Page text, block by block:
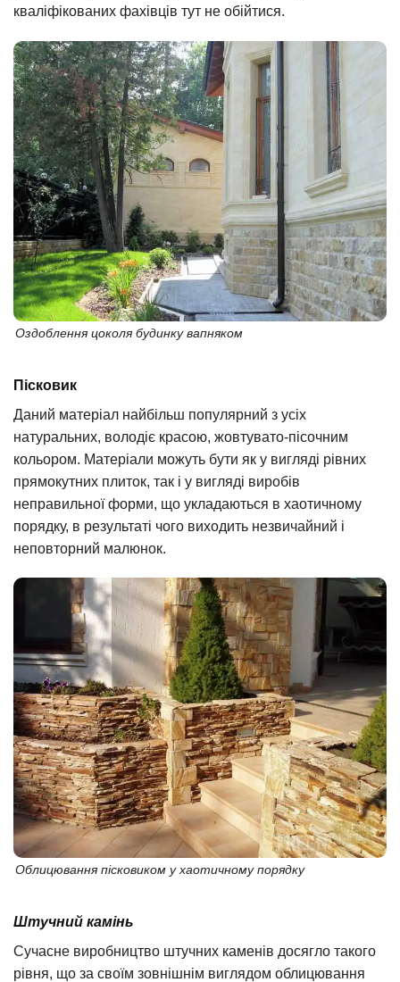
кваліфікованих фахівців тут не обійтися.
Оздоблення цоколя будинку вапняком
Пісковик
Даний матеріал найбільш популярний з усіх
натуральних, володіє красою, жовтувато-пісочним
кольором. Матеріали можуть бути як у вигляді рівних
прямокутних плиток, так і у вигляді виробів
неправильної форми, що укладаються в хаотичному
порядку, в результаті чого виходить незвичайний і
неповторний малюнок.
Облицювання пісковиком у хаотичному порядку
Штучний камінь
Сучасне виробництво штучних каменів досягло такого
рівня, що за своїм зовнішнім виглядом облицювання